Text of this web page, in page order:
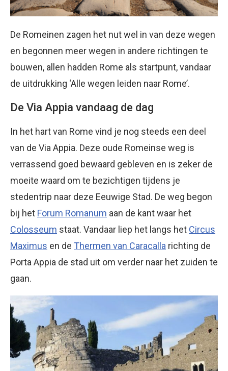
De Romeinen zagen het nut wel in van deze wegen
en begonnen meer wegen in andere richtingen te
bouwen, allen hadden Rome als startpunt, vandaar
de uitdrukking ‘Alle wegen leiden naar Rome’.
De Via Appia vandaag de dag
In het hart van Rome vind je nog steeds een deel
van de Via Appia. Deze oude Romeinse weg is
verrassend goed bewaard gebleven en is zeker de
moeite waard om te bezichtigen tijdens je
stedentrip naar deze Eeuwige Stad. De weg begon
bij het Forum Romanum aan de kant waar het
Colosseum staat. Vandaar liep het langs het Circus
Maximus en de Thermen van Caracalla richting de
Porta Appia de stad uit om verder naar het zuiden te
gaan.